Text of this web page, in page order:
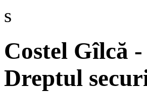
s
Costel Gîlcă
Dreptul